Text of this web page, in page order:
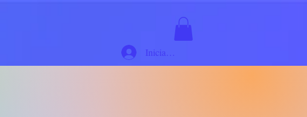
Iniciar sesión